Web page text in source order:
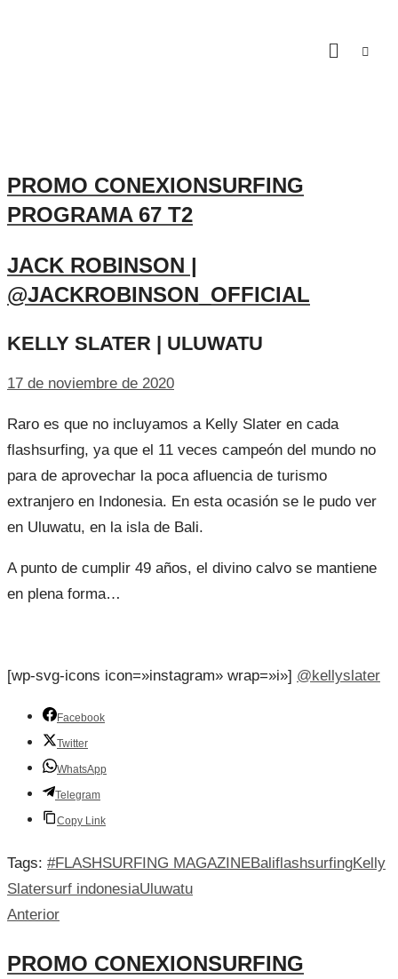
PROMO CONEXIONSURFING
PROGRAMA 67 T2
JACK ROBINSON |
@JACKROBINSON_OFFICIAL
KELLY SLATER | ULUWATU
17 de noviembre de 2020
Raro es que no incluyamos a Kelly Slater en cada
flashsurfing, ya que el 11 veces campeón del mundo no
para de aprovechar la poca afluencia de turismo
extranjero en Indonesia. En esta ocasión se le pudo ver
en Uluwatu, en la isla de Bali.
A punto de cumplir 49 años, el divino calvo se mantiene
en plena forma…
[wp-svg-icons icon=»instagram» wrap=»i»] @kellyslater
Facebook
Twitter
WhatsApp
Telegram
Copy Link
Tags: #FLASHSURFING MAGAZINEBaliflashsurfingKelly
Slatersurf indonesiaUluwatu
Anterior
PROMO CONEXIONSURFING